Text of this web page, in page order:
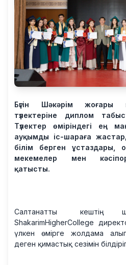
Бүгін Шәкәрім жоғары
түлектеріне диплом
Түлектер өміріндегі ең
ауқымды іс-шараға
білім берген ұстаздары,
мекемелер мен
қатысты.
Салтанатты кештің
ShakarimHigherCollege
үлкен өмірге жолдама
деген қимастық сезімін